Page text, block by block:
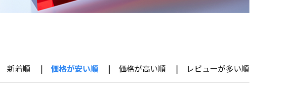
新着順 価格が安い順 価格が高い順 レビューが多い順